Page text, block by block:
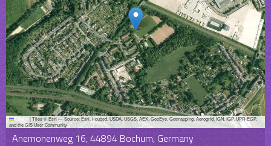
Leaflet |Tiles © Esri — Source: Esri, i-cubed, USDA, USGS, AEX, GeoEye, Getmapping, Aerogrid, IGN, IGP, UPR-EGP,
and the GIS User Community
Anemonenweg 16, 44894 Bochum, Germany